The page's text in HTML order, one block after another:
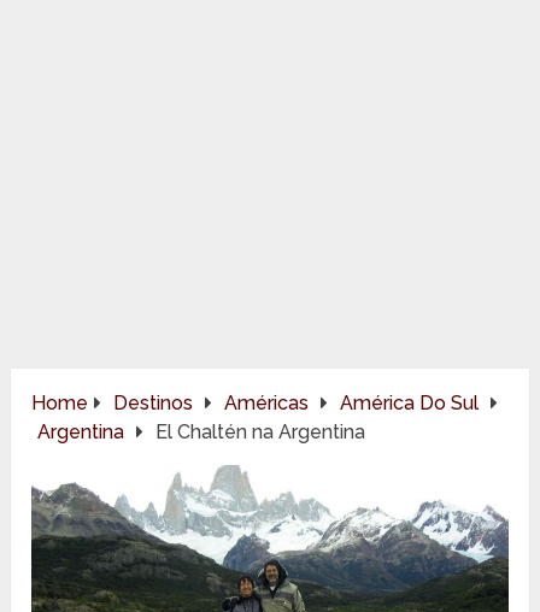
Home Destinos Américas
América Do Sul
Argentina
El Chaltén na Argentina